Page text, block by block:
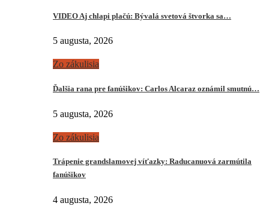
VIDEO Aj chlapi plačú: Bývalá svetová štvorka sa…
5 augusta, 2026
Zo zákulisia
Ďalšia rana pre fanúšikov: Carlos Alcaraz oznámil smutnú…
5 augusta, 2026
Zo zákulisia
Trápenie grandslamovej víťazky: Raducanuová zarmútila
fanúšikov
4 augusta, 2026